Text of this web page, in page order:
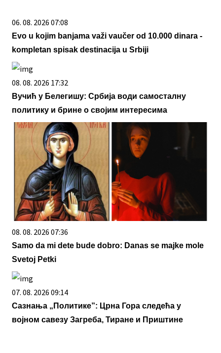
06. 08. 2026 07:08
Evo u kojim banjama važi vaučer od 10.000 dinara -
kompletan spisak destinacija u Srbiji
08. 08. 2026 17:32
Вучић у Белегишу: Србија води самосталну
политику и брине о својим интересима
08. 08. 2026 07:36
Samo da mi dete bude dobro: Danas se majke mole
Svetoj Petki
07. 08. 2026 09:14
Сазнања „Политике”: Црна Гора следећа у
војном савезу Загреба, Тиране и Приштине